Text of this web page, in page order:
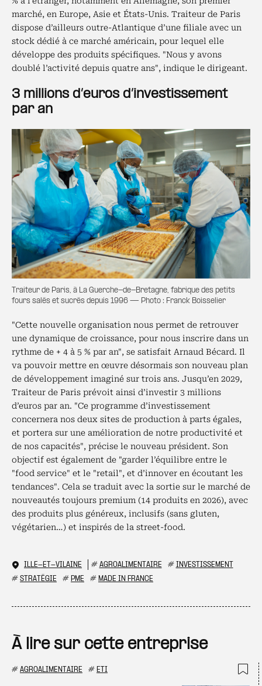
marché, en Europe, Asie et États-Unis. Traiteur de Paris
dispose d’ailleurs outre-Atlantique d’une filiale avec un
stock dédié à ce marché américain, pour lequel elle
développe des produits spécifiques. "Nous y avons
doublé l’activité depuis quatre ans", indique le dirigeant.
3 millions d’euros d’investissement
par an
Traiteur de Paris, à La Guerche-de-Bretagne, fabrique des petits
fours salés et sucrés depuis 1996 — Photo : Franck Boisselier
"Cette nouvelle organisation nous permet de retrouver
une dynamique de croissance, pour nous inscrire dans un
rythme de + 4 à 5 % par an", se satisfait Arnaud Bécard. Il
va pouvoir mettre en œuvre désormais son nouveau plan
de développement imaginé sur trois ans. Jusqu’en 2029,
Traiteur de Paris prévoit ainsi d’investir 3 millions
d’euros par an. "Ce programme d’investissement
concernera nos deux sites de production à parts égales,
et portera sur une amélioration de notre productivité et
de nos capacités", précise le nouveau président. Son
objectif est également de "garder l’équilibre entre le
"food service" et le "retail", et d’innover en écoutant les
tendances". Cela se traduit avec la sortie sur le marché de
nouveautés toujours premium (14 produits en 2026), avec
des produits plus généreux, inclusifs (sans gluten,
végétarien…) et inspirés de la street-food.
ILLE-ET-VILAINE # AGROALIMENTAIRE # INVESTISSEMENT
# STRATÉGIE # PME # MADE IN FRANCE
À lire sur cette entreprise
# AGROALIMENTAIRE # ETI